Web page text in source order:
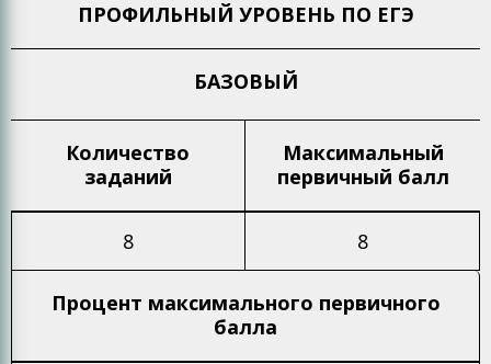
ПРОФИЛЬНЫЙ УРОВЕНЬ ПО ЕГЭ
БАЗОВЫЙ
Количество
заданий
Максимальный
первичный балл
8 8
Процент максимального первичного
балла